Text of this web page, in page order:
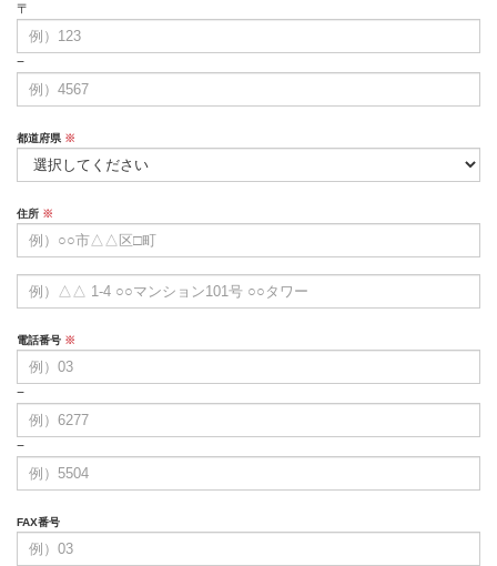
〒
−
都道府県 ※
住所 ※
電話番号 ※
−
−
FAX番号